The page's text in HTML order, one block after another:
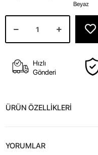
Beyaz
Hızlı
Gönderi
ÜRÜN ÖZELLİKLERİ
YORUMLAR